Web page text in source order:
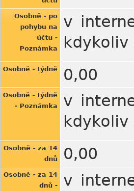
Osobně - po
pohybu na
účtu -
Poznámka
v
kdykoliv
Osobně - týdně 0,00
Osobně - týdně
- Poznámka
v
kdykoliv
Osobně - za 14
dnů
0,00
Osobně - za 14
dnů -
v